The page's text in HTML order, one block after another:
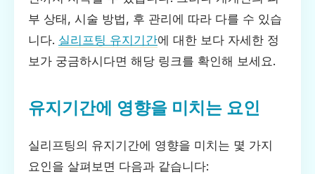
부 상태, 시술 방법, 후 관리에 따라 다를 수 있습
니다. 실리프팅 유지기간에 대한 보다 자세한 정
보가 궁금하시다면 해당 링크를 확인해 보세요.
유지기간에 영향을 미치는 요인
실리프팅의 유지기간에 영향을 미치는 몇 가지
요인을 살펴보면 다음과 같습니다: